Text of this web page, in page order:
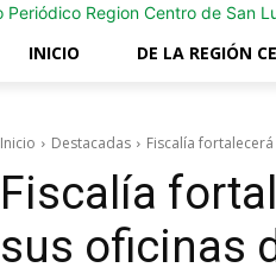
INICIO DE LA REGIÓN
Inicio Destacadas Fiscalía
Fiscalía
sus oficinas